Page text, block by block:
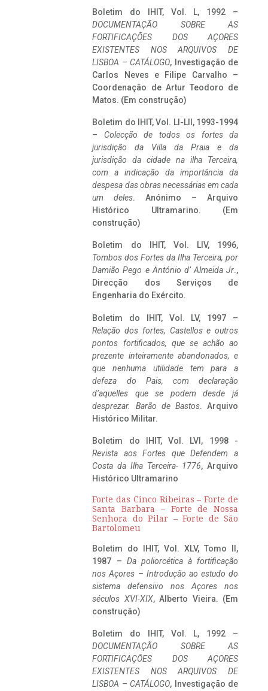
Boletim do IHIT, Vol. L, 1992 –
DOCUMENTAÇÃO SOBRE AS
FORTIFICAÇÕES DOS AÇORES
EXISTENTES NOS ARQUIVOS DE
LISBOA – CATÁLOGO, Investigação de
Carlos Neves e Filipe Carvalho –
Coordenação de Artur Teodoro de
Matos. (Em construção)
Boletim do IHIT, Vol. LI-LII, 1993-1994
– Colecção de todos os fortes da
jurisdição da Villa da Praia e da
jurisdição da cidade na ilha Terceira,
com a indicação da importância da
despesa das obras necessárias em cada
um deles. Anónimo – Arquivo
Histórico Ultramarino. (Em
construção)
Boletim do IHIT, Vol. LIV, 1996,
Tombos dos Fortes da Ilha Terceira, por
Damião Pego e António d’ Almeida Jr.,
Direcção dos Serviços de
Engenharia do Exército.
Boletim do IHIT, Vol. LV, 1997 –
Relação dos fortes, Castellos e outros
pontos fortificados, que se achão ao
prezente inteiramente abandonados, e
que nenhuma utilidade tem para a
defeza do Pais, com declaração
d’aquelles que se podem desde já
desprezar. Barão de Bastos. Arquivo
Histórico Militar.
Boletim do IHIT, Vol. LVI, 1998 -
Revista aos Fortes que Defendem a
Costa da Ilha Terceira- 1776, Arquivo
Histórico Ultramarino
Forte das Cinco Ribeiras – Forte de
Santa Barbara – Forte de Nossa
Senhora do Pilar – Forte de São
Bartolomeu
Boletim do IHIT, Vol. XLV, Tomo II,
1987 – Da poliorcética à fortificação
nos Açores – Introdução ao estudo do
sistema defensivo nos Açores nos
séculos XVI-XIX, Alberto Vieira. (Em
construção)
Boletim do IHIT, Vol. L, 1992 –
DOCUMENTAÇÃO SOBRE AS
FORTIFICAÇÕES DOS AÇORES
EXISTENTES NOS ARQUIVOS DE
LISBOA – CATÁLOGO, Investigação de